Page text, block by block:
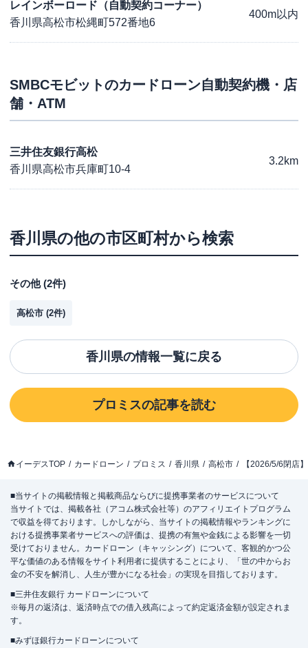
レインボーロード（自動契約コーナー）
香川県高松市松縄町572番地6
400m以内
SMBCモビットのカードローン自動契約機・店
舗・ATM
三井住友銀行高松
香川県高松市兵庫町10-4
3.2km
香川県の他の市区町村から検索
その他(2件)
高松市 (2件)
香川県の情報一覧に戻る
プロミスの記事を読む
イーデスTOP カードローン プロミス 香川県 高松市 【2026/5/6閉店
■当サイトの掲載情報と掲載商品ならびに提携事業者のサービスについて
当サイトでは、掲載各社（アコム株式会社等）のアフィリエイトプログラム
で収益を得ております。しかしながら、当サイトの掲載情報やランキングに
おける提携事業者サービスへの評価は、提携の有無や金銭による影響を一切
受けておりません。カードローン（キャッシング）について、客観的かつ公
平な価値のある情報をサイト利用者に提供することにより、「世の中からお
金の不安を解消し、人生が豊かになる社会」の実現を目指しております。
■三井住友銀行 カードローンについて
※毎月の返済は、返済時点での借入残高によって約定返済金額が設定されま
す。
■みずほ銀行カードローンについて